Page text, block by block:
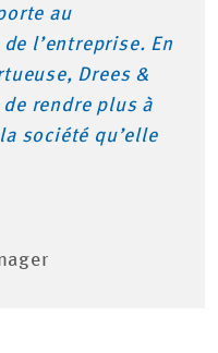
au
l’entreprise. En
Drees &
rendre plus à
société qu’elle